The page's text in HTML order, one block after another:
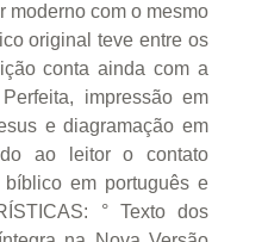
moderno com o mesmo
original teve entre os
conta ainda com a
impressão em
e diagramação em
ao leitor o contato
em português e
° Texto dos